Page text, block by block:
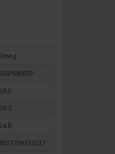
Smeg
SOP6900TP
59.2
59.7
54.8
8017709312237